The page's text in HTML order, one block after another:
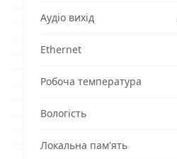
Аудіо вихід
Ethernet
Робоча температура
Вологість
Локальна пам'ять